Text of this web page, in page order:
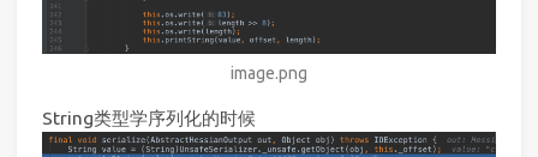
image.png
String类型学序列化的时候